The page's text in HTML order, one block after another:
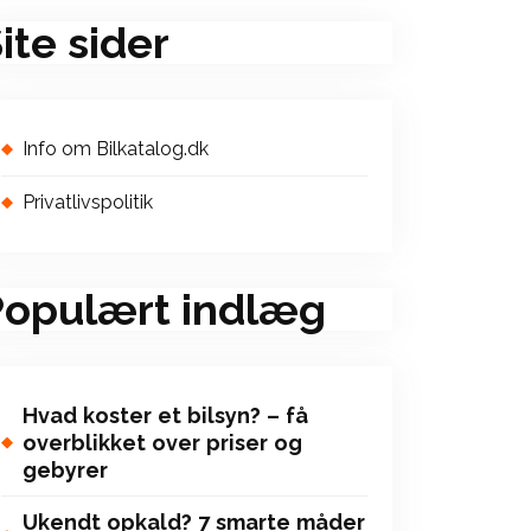
sider
Info om Bilkatalog.dk
Privatlivspolitik
indlæg
Hvad koster et bilsyn? – få
overblikket over priser og
gebyrer
Ukendt opkald? 7 smarte måder